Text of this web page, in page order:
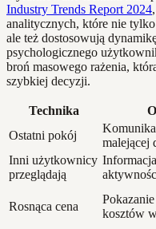
Industry Trends Report 2024
analitycznych, które nie
ale też dostosowują
psychologicznego
broń masowego rażenia,
szybkiej decyzji.
Technika
Ostatni pokój
malejącej
Inni użytkownicy
przeglądają
Rosnąca cena
kosztów